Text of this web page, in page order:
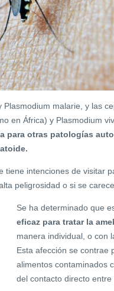
malarie, y las
en África) y Plasmodium
para otras patologías
tiene intenciones de visitar
peligrosidad o si se
Se ha determinado que
eficaz para tratar la
manera individual, o con
Esta afección se contrae
alimentos contaminados
del contacto directo entre